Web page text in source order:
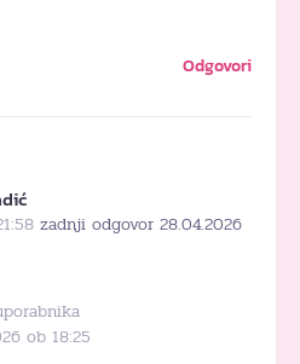
Odgovori
zadnji odgovor 28.04.2026
ob 18:25